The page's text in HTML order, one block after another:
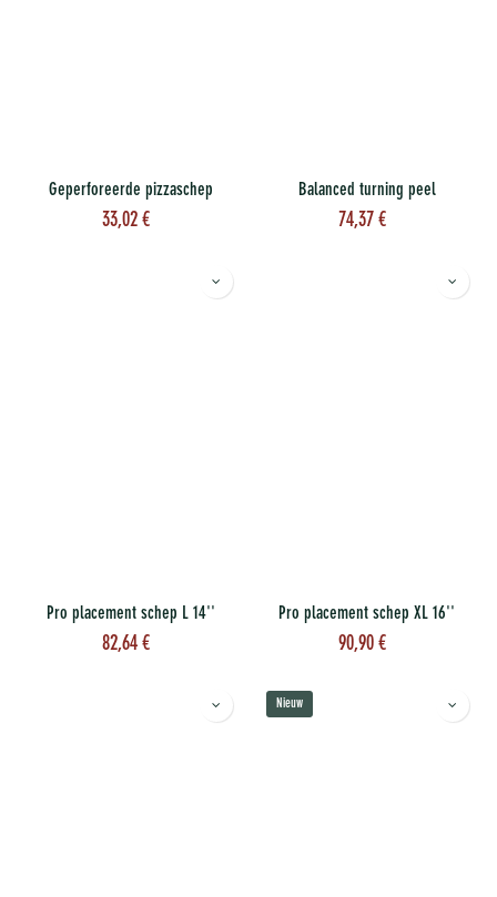
Geperforeerde pizzaschep
33,02 €
Balanced turning peel
74,37 €
Pro placement schep L 14''
82,64 €
Pro placement schep XL 16''
90,90 €
Nieuw